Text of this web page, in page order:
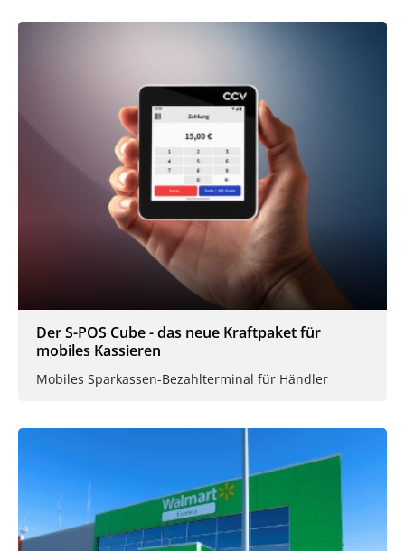
Der S-POS Cube - das neue Kraftpaket für
mobiles Kassieren
Mobiles Sparkassen-Bezahlterminal für Händler